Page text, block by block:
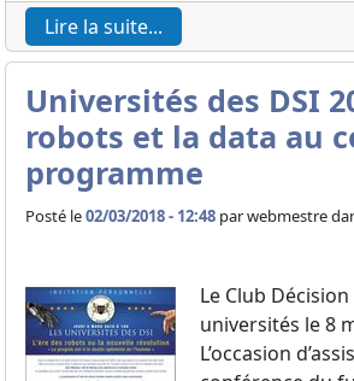
Lire la suite...
Universités des DSI
robots et la data au
programme
Posté le02/03/2018 - 12:48 parwebmestre
Le Club
universités le 8
L’occasion